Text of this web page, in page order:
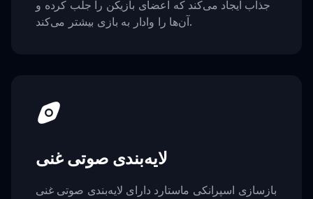
جذاب ایجاد می‌کند که اعضای بازیکن را جلب کرده و
آن‌ها را وادار به بازی بیشتر می‌کند.
لایه‌بندی صوتی غنی
بازسازی اسپرانکی ماستارد دارای لایه‌بندی صوتی غنی